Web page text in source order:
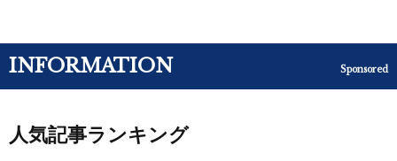
INFORMATION Sponsored
人気記事ランキング